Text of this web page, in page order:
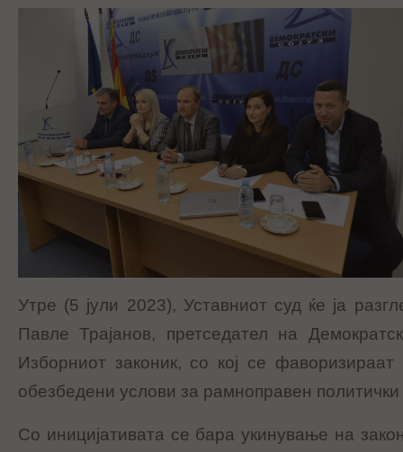
Утре (5 јули 2023), Уставниот суд ќе ја
Павле Трајанов, претседател на
Изборниот законик, со кој се
обезбедени услови за рамноправен
Со иницијативата се бара укинување на